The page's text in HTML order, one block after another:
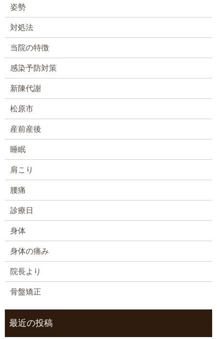
姿勢
対処法
当院の特徴
感染予防対策
新陳代謝
松原市
産前産後
睡眠
肩こり
腰痛
診療日
身体
身体の痛み
院長より
骨盤矯正
最近の投稿